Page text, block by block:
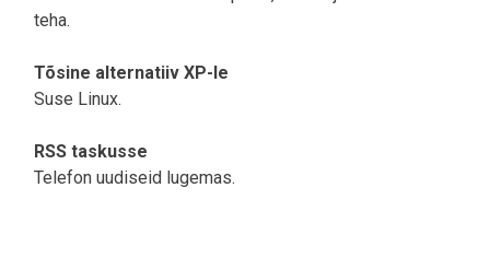
teha.
Tõsine alternatiiv XP-le
Suse Linux.
RSS taskusse
Telefon uudiseid lugemas.